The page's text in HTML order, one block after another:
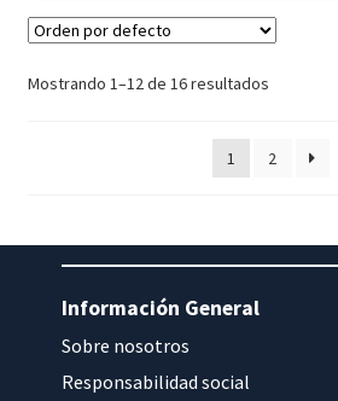
Mostrando 1–12 de 16 resultados
1 2
Información General
Sobre nosotros
Responsabilidad social